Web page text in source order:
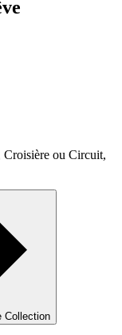
Croisière ou Circuit,
Collection